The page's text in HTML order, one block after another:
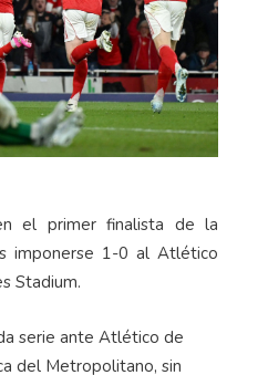
el primer finalista de la
imponerse 1-0 al Atlético
Stadium.
serie ante Atlético de
del Metropolitano, sin